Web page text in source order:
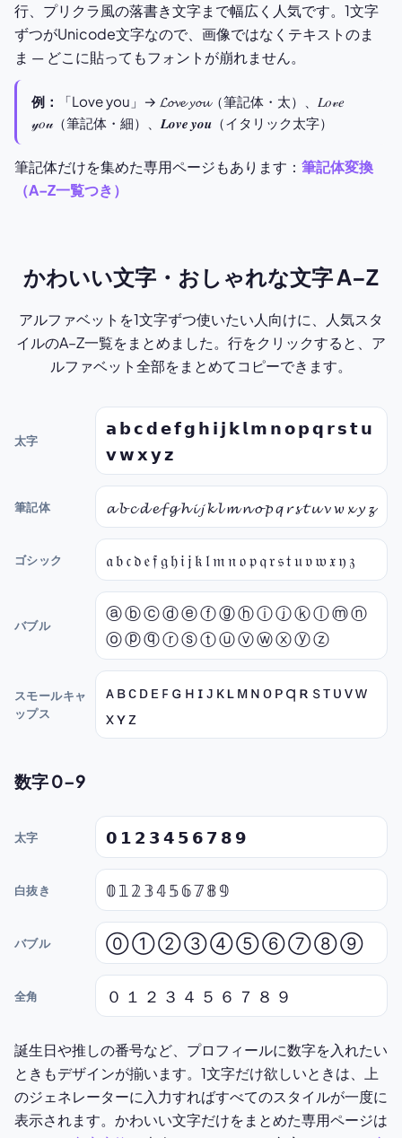
行、プリクラ風の落書き文字まで幅広く人気です。1文字
ずつがUnicode文字なので、画像ではなくテキストのま
ま — どこに貼ってもフォントが崩れません。
例：
「Love you」→ 𝓛𝓸𝓿𝓮 𝔂𝓸𝓾（筆記体・太）、𝐿𝑜𝓋𝑒
𝓎𝑜𝓊（筆記体・細）、𝑳𝒐𝒗𝒆 𝒚𝒐𝒖（イタリック太字）
筆記体だけを集めた専用ページもあります： 筆記体変換
（A–Z一覧つき）
かわいい文字・おしゃれな文字 A–Z
アルファベットを1文字ずつ使いたい人向けに、人気スタ
イルのA–Z一覧をまとめました。行をクリックすると、ア
ルファベット全部をまとめてコピーできます。
太字
𝗮 𝗯 𝗰 𝗱 𝗲 𝗳 𝗴 𝗵 𝗶 𝗷 𝗸 𝗹 𝗺 𝗻 𝗼 𝗽 𝗾 𝗿 𝘀 𝘁 𝘂
𝘃 𝘄 𝘅 𝘆 𝘇
筆記体 𝓪 𝓫 𝓬 𝓭 𝓮 𝓯 𝓰 𝓱 𝓲 𝓳 𝓴 𝓵 𝓶 𝓷 𝓸 𝓹 𝓺 𝓻 𝓼 𝓽 𝓾 𝓿 𝔀 𝔁 𝔂 𝔃
ゴシック 𝔞 𝔟 𝔠 𝔡 𝔢 𝔣 𝔤 𝔥 𝔦 𝔧 𝔨 𝔩 𝔪 𝔫 𝔬 𝔭 𝔮 𝔯 𝔰 𝔱 𝔲 𝔳 𝔴 𝔵 𝔶 𝔷
バブル
ⓐ ⓑ ⓒ ⓓ ⓔ ⓕ ⓖ ⓗ ⓘ ⓙ ⓚ ⓛ ⓜ ⓝ
ⓞ ⓟ ⓠ ⓡ ⓢ ⓣ ⓤ ⓥ ⓦ ⓧ ⓨ ⓩ
スモールキャ
ップス
ᴀ ʙ ᴄ ᴅ ᴇ ꜰ ɢ ʜ ɪ ᴊ ᴋ ʟ ᴍ ɴ ᴏ ᴘ q ʀ s ᴛ ᴜ ᴠ ᴡ
x ʏ ᴢ
数字 0–9
太字 𝟬 𝟭 𝟮 𝟯 𝟰 𝟱 𝟲 𝟳 𝟴 𝟵
白抜き 𝟘 𝟙 𝟚 𝟛 𝟜 𝟝 𝟞 𝟟 𝟠 𝟡
バブル ⓪ ① ② ③ ④ ⑤ ⑥ ⑦ ⑧ ⑨
全角 ０ １ ２ ３ ４ ５ ６ ７ ８ ９
誕生日や推しの番号など、プロフィールに数字を入れたい
ときもデザインが揃います。1文字だけ欲しいときは、上
のジェネレーターに入力すればすべてのスタイルが一度に
表示されます。かわいい文字だけをまとめた専用ページは